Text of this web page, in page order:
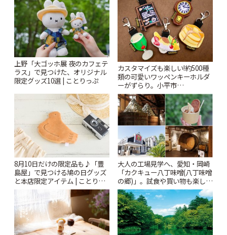
上野「大ゴッホ展 夜のカフェテ
ラス」で見つけた、オリジナル
限定グッズ10選 | ことりっぷ
カスタマイズも楽しい!約500種
類の可愛いワッペンキーホルダ
ーがずらり。小平市
「Kimamaya T&K」 | ことりっ
ぷ
8月10日だけの限定品も♪「豊
島屋」で見つける鳩の日グッズ
と本店限定アイテム | ことりっ
ぷ
大人の工場見学へ、愛知・岡崎
「カクキュー八丁味噌(八丁味噌
の郷)」。試食や買い物も楽しみ
♪ | ことりっぷ